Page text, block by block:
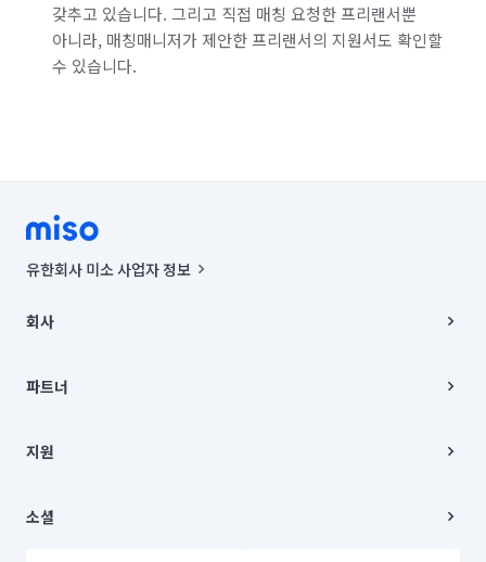
갖추고 있습니다. 그리고 직접 매칭 요청한 프리랜서뿐
아니라, 매칭매니저가 제안한 프리랜서의 지원서도 확인할
수 있습니다.
유한회사 미소 사업자 정보
00019 |
주소 | 본사: 서울특별시 종로구 율곡로 6(중학동, 트윈트리빌딩) B동 5층
컨택센터 : 서울특별시 종로구 수송동 율곡로 24, 7층, 8층 미소
상품, 상품정보, 거래에 관한 의무와 책임은 거래당사자에게 있습니다.
언론 보도 관련 문의:
© 유한회사 미소. Miso, Inc. All Rights Reserved.
회사
채용
파트너
이사
지원
이용약관
소셜